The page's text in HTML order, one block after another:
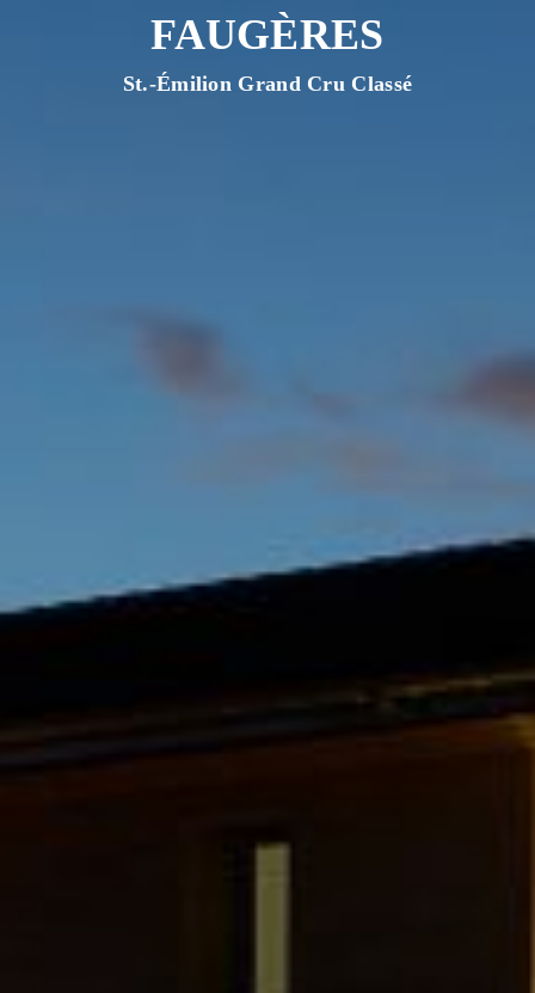
FAUGÈRES
St.-Émilion Grand Cru Classé